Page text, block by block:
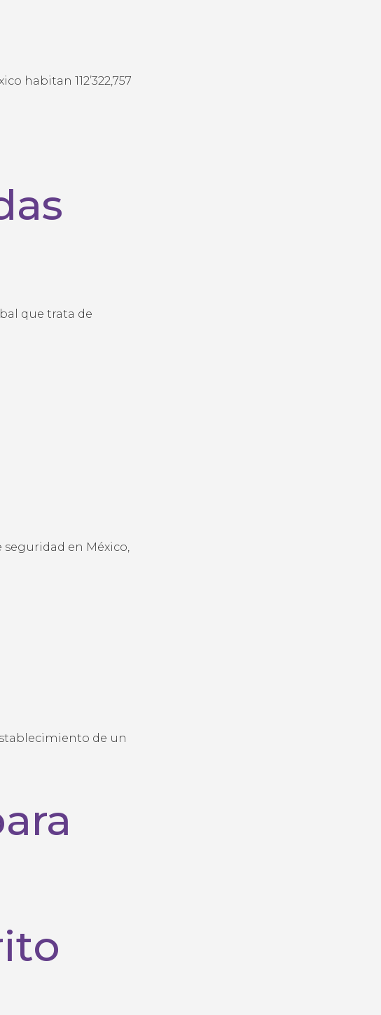
habitan 112’322,757
que trata de
en México,
de un